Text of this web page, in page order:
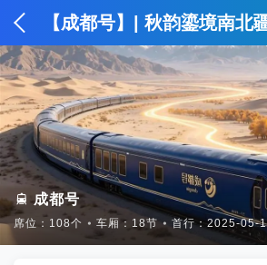
【成都号】| 秋韵鎏境南北
 成都号
席位：108个 ⦁ 车厢：18节 ⦁ 首行：2025-05-